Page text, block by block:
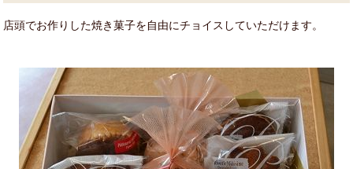
店頭でお作りした焼き菓子を自由にチョイスしていただけます。